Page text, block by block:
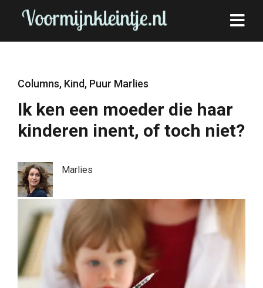
Columns, Kind, Puur Marlies
Ik ken een moeder die haar
kinderen inent, of toch niet?
Marlies